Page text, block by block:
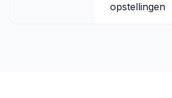
opstellingen